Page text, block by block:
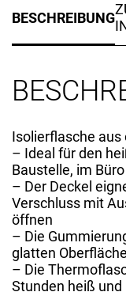
BESCHREIBUNG
Isolierflasche aus
– Ideal für den
Baustelle, im
– Der Deckel
Verschluss mit
öffnen
– Die
glatten
– Die
Stunden heiß